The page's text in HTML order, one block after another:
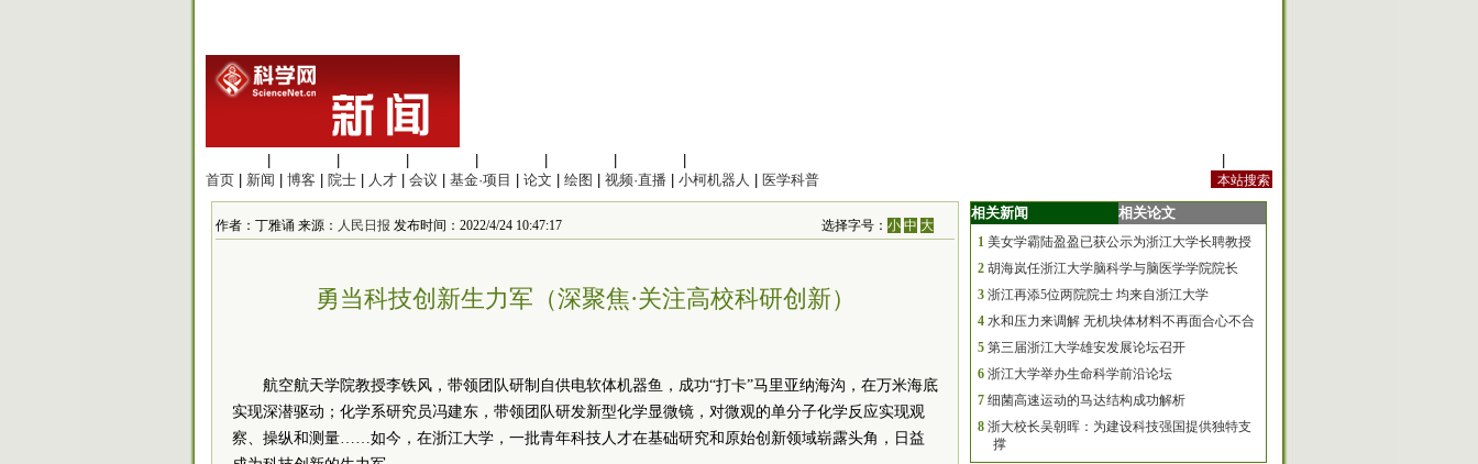
首页
新闻 博客 院士 人才 会议 基金·项目 论文 绘图 视频·直播 小柯机器人 医学科普
作者：丁雅诵 来源： 人民日报 发布时间：2022/4/24 10:47:17 选择字号：小 中 大
勇当科技创新生力军（深聚焦·关注高校科研创新）
航空航天学院教授李铁风，带领团队研制自供电软体机器鱼，成功“打卡”马里亚纳海沟，在万米海底
实现深潜驱动；化学系研究员冯建东，带领团队研发新型化学显微镜，对微观的单分子化学反应实现观
察、操纵和测量……如今，在浙江大学，一批青年科技人才在基础研究和原始创新领域崭露头角，日益
相关新闻 相关论文
1 美女学霸陆盈盈已获公示为浙江大学长聘教授
2 胡海岚任浙江大学脑科学与脑医学学院院长
3 浙江再添5位两院院士 均来自浙江大学
4 水和压力来调解 无机块体材料不再面合心不合
5 第三届浙江大学雄安发展论坛召开
6 浙江大学举办生命科学前沿论坛
7 细菌高速运动的马达结构成功解析
8 浙大校长吴朝晖：为建设科技强国提供独特支
撑